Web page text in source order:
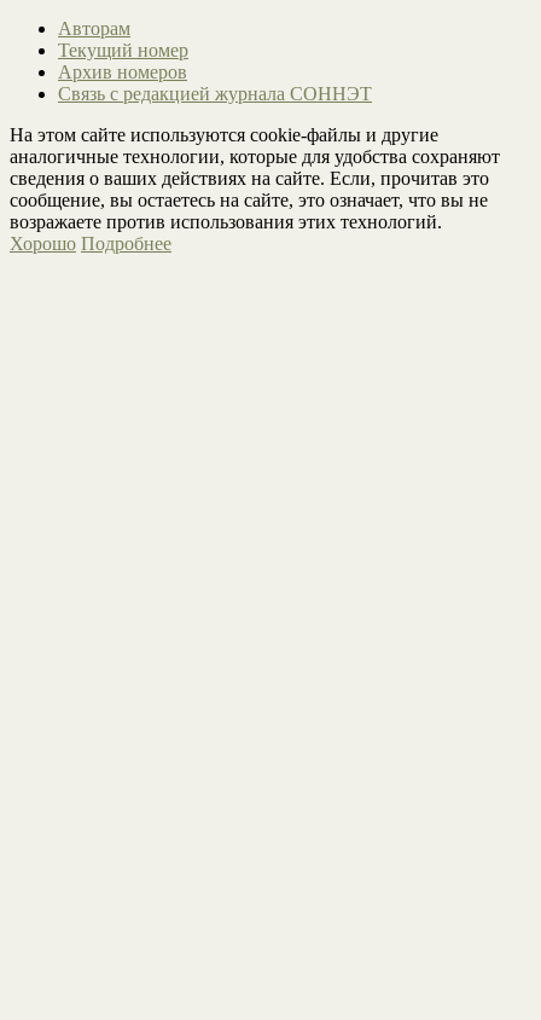
Авторам
Текущий номер
Архив номеров
Связь с редакцией журнала СОННЭТ
На этом сайте используются cookie-файлы и другие
аналогичные технологии, которые для удобства сохраняют
сведения о ваших действиях на сайте. Если, прочитав это
сообщение, вы остаетесь на сайте, это означает, что вы не
возражаете против использования этих технологий.
Хорошо Подробнее